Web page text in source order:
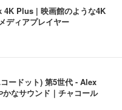
Plus | 映画館のような4K
ディアプレイヤー
ードット) 第5世代 - Alex
なサウンド｜チャコール